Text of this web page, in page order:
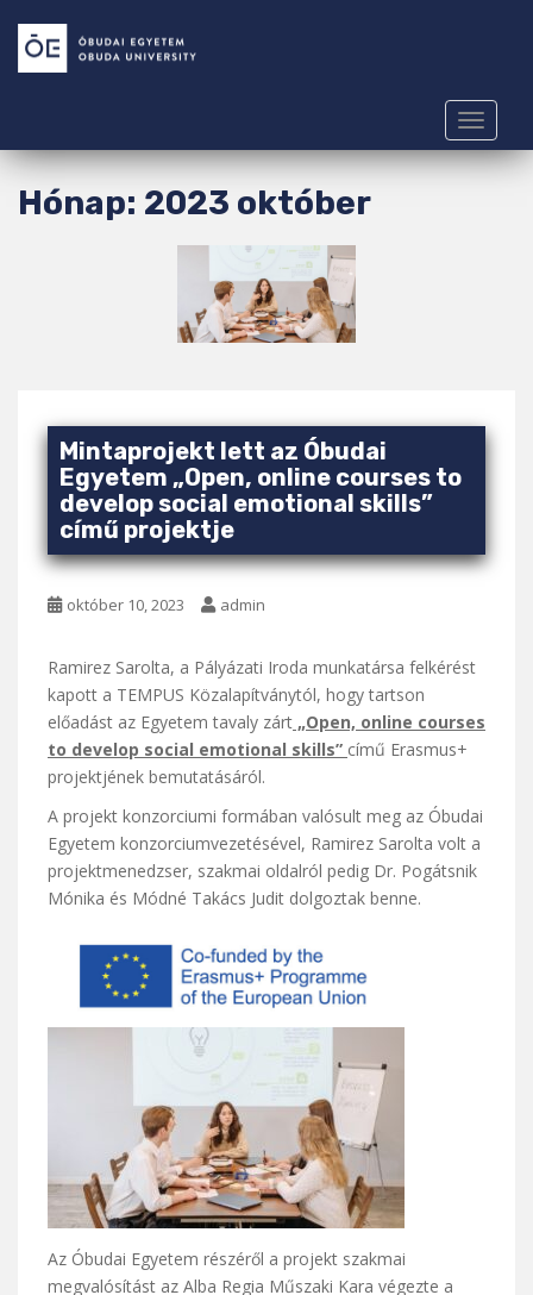
o
Hónap: 2023 október
Mintaprojekt lett az Óbudai
Egyetem „Open, online courses to
develop social emotional skills”
című projektje
október 10, 2023 admin
Ramirez Sarolta, a Pályázati Iroda munkatársa felkérést
kapott a TEMPUS Közalapítványtól, hogy tartson
előadást az Egyetem tavaly zárt „Open, online courses
to develop social emotional skills” című Erasmus+
projektjének bemutatásáról.
A projekt konzorciumi formában valósult meg az Óbudai
Egyetem konzorciumvezetésével, Ramirez Sarolta volt a
projektmenedzser, szakmai oldalról pedig Dr. Pogátsnik
Mónika és Módné Takács Judit dolgoztak benne.
Az Óbudai Egyetem részéről a projekt szakmai
megvalósítást az Alba Regia Műszaki Kara végezte a